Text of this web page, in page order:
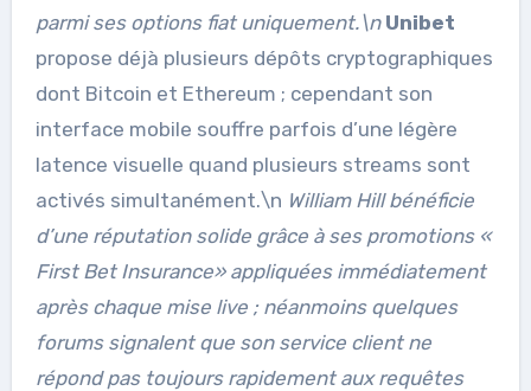
parmi ses options fiat uniquement.\n Unibet
propose déjà plusieurs dépôts cryptographiques
dont Bitcoin et Ethereum ; cependant son
interface mobile souffre parfois d’une légère
latence visuelle quand plusieurs streams sont
activés simultanément.\n William Hillbénéficie
d’une réputation solide grâce à ses promotions «​
First Bet Insurance​» appliquées immédiatement
après chaque mise live ; néanmoins quelques
forums signalent que son service client ne
répond pas toujours rapidement aux requêtes